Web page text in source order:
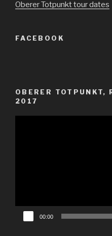
Oberer Totpunkt tour dates
FACEBOOK
OBERER TOTPUNKT,
2017
00:00